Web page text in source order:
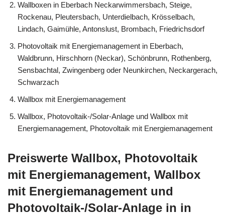
Wallboxen in Eberbach Neckarwimmersbach, Steige,
Rockenau, Pleutersbach, Unterdielbach, Krösselbach,
Lindach, Gaimühle, Antonslust, Brombach, Friedrichsdorf
Photovoltaik mit Energiemanagement in Eberbach,
Waldbrunn, Hirschhorn (Neckar), Schönbrunn, Rothenberg,
Sensbachtal, Zwingenberg oder Neunkirchen, Neckargerach,
Schwarzach
Wallbox mit Energiemanagement
Wallbox, Photovoltaik-/Solar-Anlage und Wallbox mit
Energiemanagement, Photovoltaik mit Energiemanagement
Preiswerte Wallbox, Photovoltaik
mit Energiemanagement, Wallbox
mit Energiemanagement und
Photovoltaik-/Solar-Anlage in in